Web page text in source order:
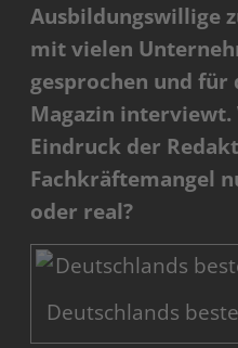
Ausbildungswillige
mit vielen
gesprochen und für
Magazin interviewt.
Eindruck der
Fachkräftemangel
oder real?
Deutschlands